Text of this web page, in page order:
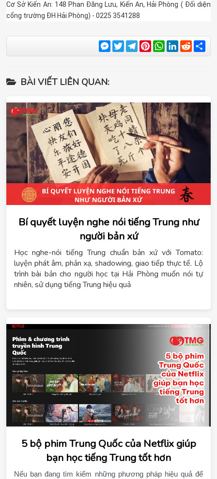
Cơ Sở Kiến An: 148 Phan Đăng Lưu, Kiến An, Hải Phòng ( Đối diện
cổng trường ĐH Hải Phòng) - 0225 3541288
Messenger
TwitterTelegram
Pinterest
WhatsApp
LinkedIn
Reddit
BÀI VIẾT LIÊN QUAN:
Bí quyết luyện nghe nói tiếng Trung như
người bản xứ
Học nghe-nói tiếng Trung chuẩn bản xứ với Tomato:
luyện phát âm, phản xạ, shadowing, giao tiếp thực tế. Lộ
trình bài bản cho người học tại Hải Phòng muốn nói tự
nhiên, sử dụng tiếng Trung hiệu quả
5 bộ phim Trung Quốc của Netflix giúp
bạn học tiếng Trung tốt hơn